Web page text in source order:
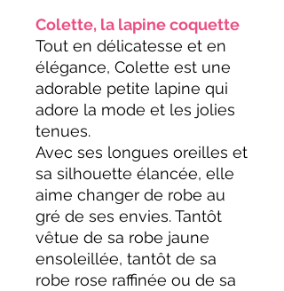
Colette, la lapine coquette
Tout en délicatesse et en
élégance, Colette est une
adorable petite lapine qui
adore la mode et les jolies
tenues.
Avec ses longues oreilles et
sa silhouette élancée, elle
aime changer de robe au
gré de ses envies. Tantôt
vêtue de sa robe jaune
ensoleillée, tantôt de sa
robe rose raffinée ou de sa